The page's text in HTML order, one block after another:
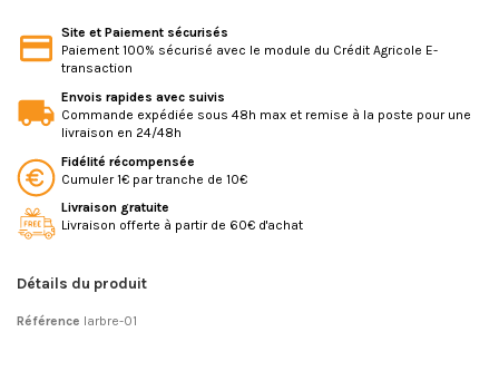
Site et Paiement sécurisés
Paiement 100% sécurisé avec le module du Crédit Agricole E-
transaction
Envois rapides avec suivis
Commande expédiée sous 48h max et remise à la poste pour une
livraison en 24/48h
Fidélité récompensée
Cumuler 1€ par tranche de 10€
Livraison gratuite
Livraison offerte à partir de 60€ d'achat
Détails du produit
Référence larbre-01